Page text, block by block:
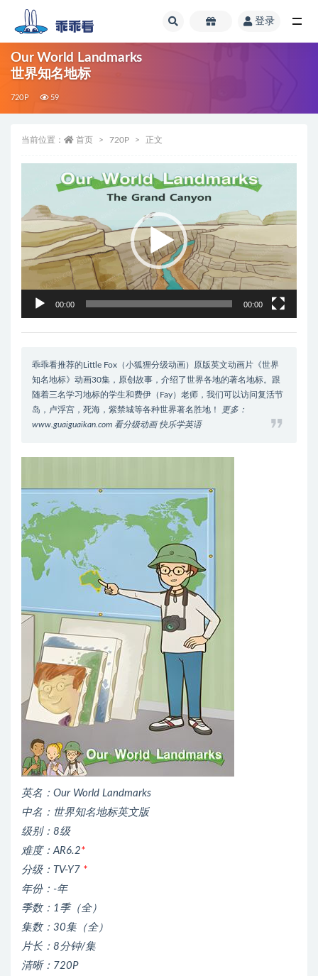
登录
Our World Landmarks
世界知名地标
720P 59
当前位置： 首页 720P 正文
放
00:00 00:00
乖乖看推荐的Little Fox（小狐狸分级动画）原版英文动画片《世界
知名地标》动画30集，原创故事，介绍了世界各地的著名地标。跟
随着三名学习地标的学生和费伊（Fay）老师，我们可以访问复活节
岛，卢浮宫，死海，紫禁城等各种世界著名胜地！
更多：
www.guaiguaikan.com 看分级动画 快乐学英语
英名：Our World Landmarks
中名：世界知名地标英文版
级别：8级
难度：AR6.2*
分级：TV-Y7 *
年份：-年
季数：1季（全）
集数：30集（全）
片长：8分钟/集
清晰：720P